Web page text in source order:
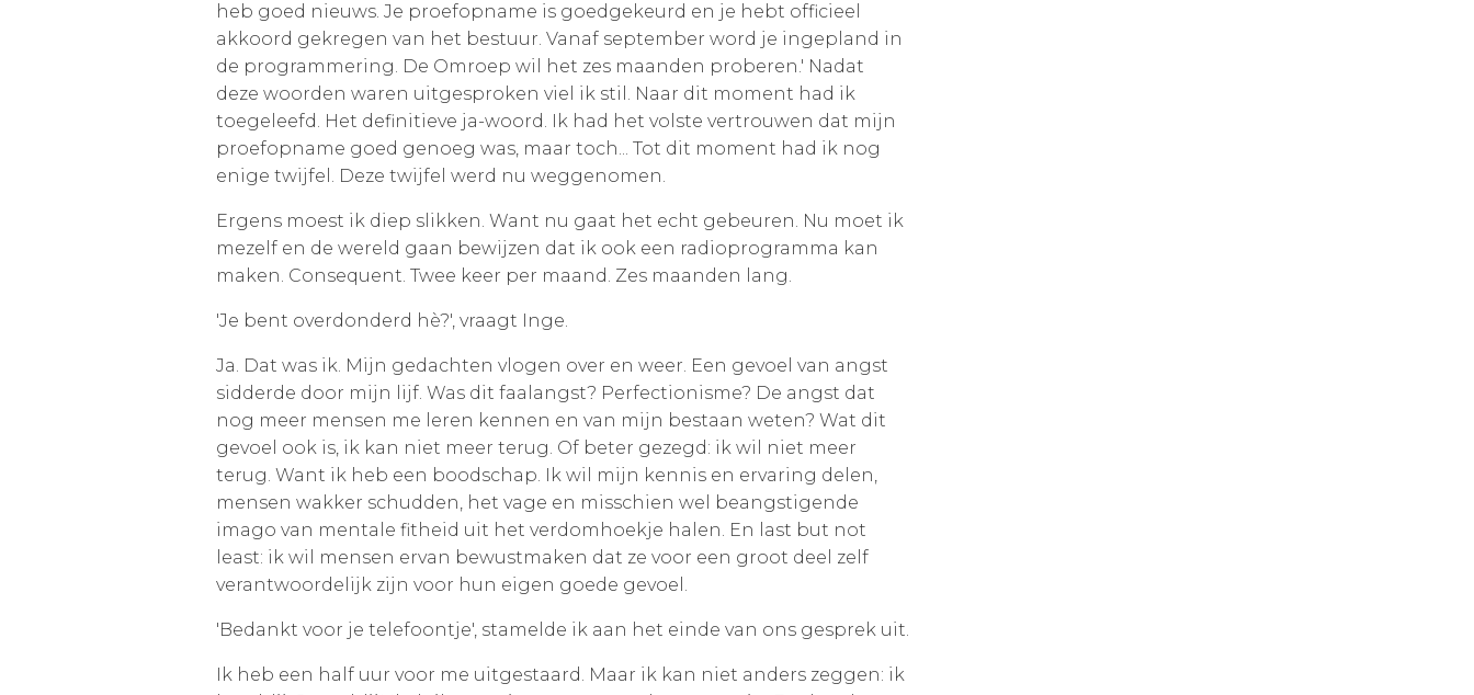
heb goed nieuws. Je proefopname is goedgekeurd en je hebt officieel
akkoord gekregen van het bestuur. Vanaf september word je ingepland in
de programmering. De Omroep wil het zes maanden proberen.' Nadat
deze woorden waren uitgesproken viel ik stil. Naar dit moment had ik
toegeleefd. Het definitieve ja-woord. Ik had het volste vertrouwen dat mijn
proefopname goed genoeg was, maar toch... Tot dit moment had ik nog
enige twijfel. Deze twijfel werd nu weggenomen.
Ergens moest ik diep slikken. Want nu gaat het echt gebeuren. Nu moet ik
mezelf en de wereld gaan bewijzen dat ik ook een radioprogramma kan
maken. Consequent. Twee keer per maand. Zes maanden lang.
'Je bent overdonderd hè?', vraagt Inge.
Ja. Dat was ik. Mijn gedachten vlogen over en weer. Een gevoel van angst
sidderde door mijn lijf. Was dit faalangst? Perfectionisme? De angst dat
nog meer mensen me leren kennen en van mijn bestaan weten? Wat dit
gevoel ook is, ik kan niet meer terug. Of beter gezegd: ik wil niet meer
terug. Want ik heb een boodschap. Ik wil mijn kennis en ervaring delen,
mensen wakker schudden, het vage en misschien wel beangstigende
imago van mentale fitheid uit het verdomhoekje halen. En last but not
least: ik wil mensen ervan bewustmaken dat ze voor een groot deel zelf
verantwoordelijk zijn voor hun eigen goede gevoel.
'Bedankt voor je telefoontje', stamelde ik aan het einde van ons gesprek uit.
Ik heb een half uur voor me uitgestaard. Maar ik kan niet anders zeggen: ik